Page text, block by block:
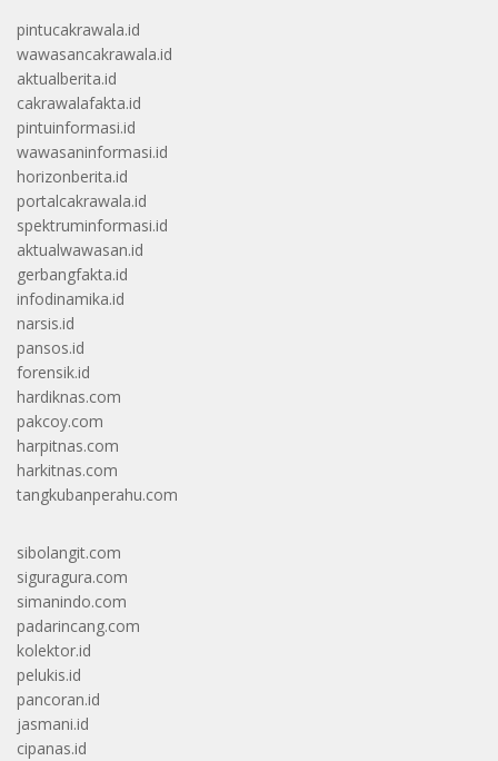
pintucakrawala.id
wawasancakrawala.id
aktualberita.id
cakrawalafakta.id
pintuinformasi.id
wawasaninformasi.id
horizonberita.id
portalcakrawala.id
spektruminformasi.id
aktualwawasan.id
gerbangfakta.id
infodinamika.id
narsis.id
pansos.id
forensik.id
hardiknas.com
pakcoy.com
harpitnas.com
harkitnas.com
tangkubanperahu.com
sibolangit.com
siguragura.com
simanindo.com
padarincang.com
kolektor.id
pelukis.id
pancoran.id
jasmani.id
cipanas.id